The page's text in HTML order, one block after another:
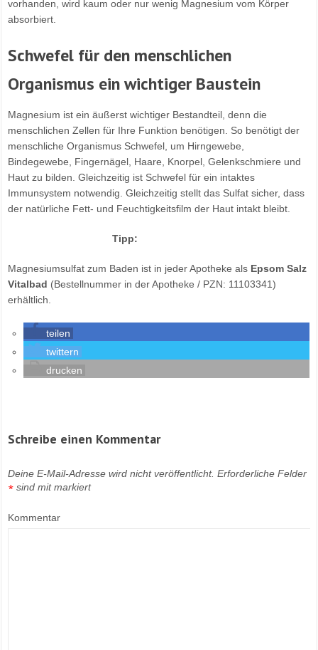
vorhanden, wird kaum oder nur wenig Magnesium vom Körper
absorbiert.
Schwefel für den menschlichen
Organismus ein wichtiger Baustein
Magnesium ist ein äußerst wichtiger Bestandteil, denn die
menschlichen Zellen für Ihre Funktion benötigen. So benötigt der
menschliche Organismus Schwefel, um Hirngewebe,
Bindegewebe, Fingernägel, Haare, Knorpel, Gelenkschmiere und
Haut zu bilden. Gleichzeitig ist Schwefel für ein intaktes
Immunsystem notwendig. Gleichzeitig stellt das Sulfat sicher, dass
der natürliche Fett- und Feuchtigkeitsfilm der Haut intakt bleibt.
Tipp:
Magnesiumsulfat zum Baden ist in jeder Apotheke als Epsom Salz
Vitalbad (Bestellnummer in der Apotheke / PZN: 11103341)
erhältlich.
teilen
twittern
drucken
Schreibe einen Kommentar
Deine E-Mail-Adresse wird nicht veröffentlicht. Erforderliche Felder
sind mit
* markiert
Kommentar